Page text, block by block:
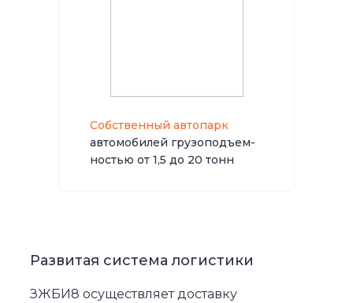
Собственный автопарк
автомобилей грузоподъем-
ностью от 1,5 до 20 тонн
Развитая система логистики
ЗЖБИ8 осуществляет доставку